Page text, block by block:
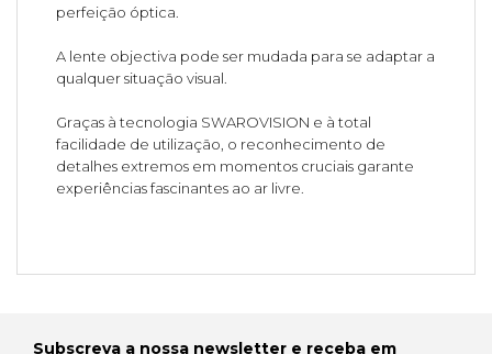
perfeição óptica.
A lente objectiva pode ser mudada para se adaptar a
qualquer situação visual.
Graças à tecnologia SWAROVISION e à total
facilidade de utilização, o reconhecimento de
detalhes extremos em momentos cruciais garante
experiências fascinantes ao ar livre.
Subscreva a nossa newsletter e receba em